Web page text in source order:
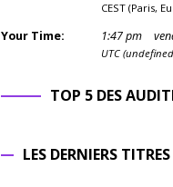
CEST (Paris,
Your Time: 1:47pm
UTC
TOP 5 DES
LES DERNIERS